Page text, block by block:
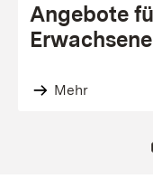
Angebote
Erwach­sene
Mehr